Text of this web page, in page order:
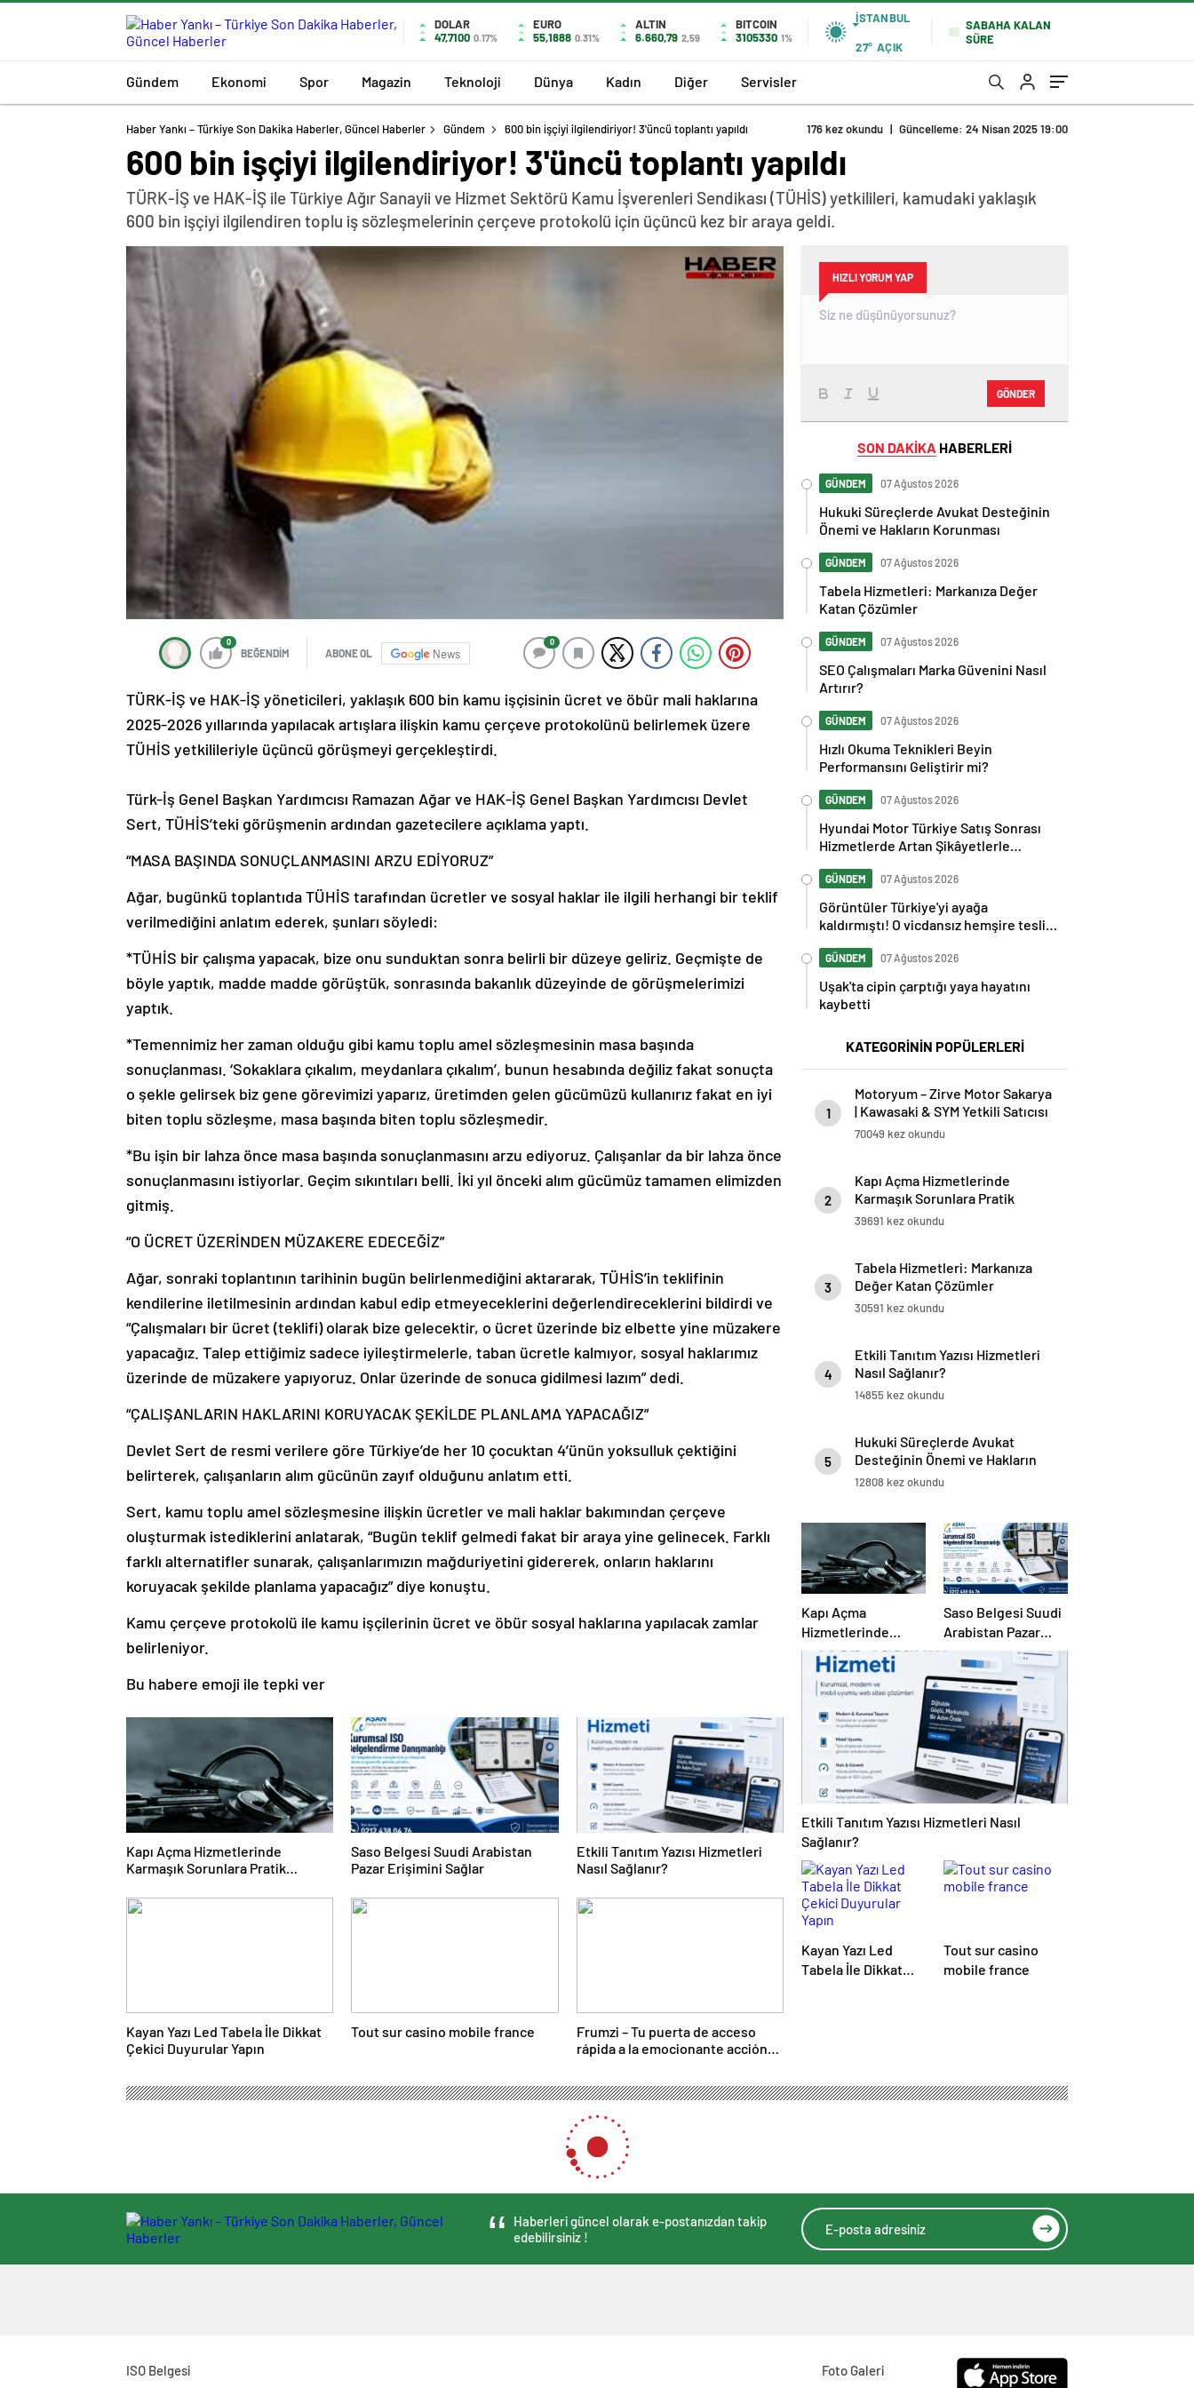
DOLAR
47,7100 0.17%
EURO
55,1888 0.31%
ALTIN
6.660,79 2,59
BITCOIN
3105330 1%
İSTANBUL
27° AÇIK
SABAHA KALAN
SÜRE
Gündem Ekonomi Spor Magazin Teknoloji Dünya Kadın Diğer Servisler
Haber Yankı – Türkiye Son Dakika Haberler, Güncel Haberler Gündem 600 bin işçiyi ilgilendiriyor! 3'üncü toplantı yapıldı 176 kez okundu | Güncelleme: 24 Nisan 2025 19:00
600 bin işçiyi ilgilendiriyor! 3'üncü toplantı yapıldı
TÜRK-İŞ ve HAK-İŞ ile Türkiye Ağır Sanayii ve Hizmet Sektörü Kamu İşverenleri Sendikası (TÜHİS) yetkilileri, kamudaki yaklaşık
600 bin işçiyi ilgilendiren toplu iş sözleşmelerinin çerçeve protokolü için üçüncü kez bir araya geldi.
0
BEĞENDİM ABONE OL News
0
TÜRK-İŞ ve HAK-İŞ yöneticileri, yaklaşık 600 bin kamu işçisinin ücret ve öbür mali haklarına
2025-2026 yıllarında yapılacak artışlara ilişkin kamu çerçeve protokolünü belirlemek üzere
TÜHİS yetkilileriyle üçüncü görüşmeyi gerçekleştirdi.
Türk-İş Genel Başkan Yardımcısı Ramazan Ağar ve HAK-İŞ Genel Başkan Yardımcısı Devlet
Sert, TÜHİS’teki görüşmenin ardından gazetecilere açıklama yaptı.
“MASA BAŞINDA SONUÇLANMASINI ARZU EDİYORUZ”
Ağar, bugünkü toplantıda TÜHİS tarafından ücretler ve sosyal haklar ile ilgili herhangi bir teklif
verilmediğini anlatım ederek, şunları söyledi:
*TÜHİS bir çalışma yapacak, bize onu sunduktan sonra belirli bir düzeye geliriz. Geçmişte de
böyle yaptık, madde madde görüştük, sonrasında bakanlık düzeyinde de görüşmelerimizi
yaptık.
*Temennimiz her zaman olduğu gibi kamu toplu amel sözleşmesinin masa başında
sonuçlanması. ‘Sokaklara çıkalım, meydanlara çıkalım’, bunun hesabında değiliz fakat sonuçta
o şekle gelirsek biz gene görevimizi yaparız, üretimden gelen gücümüzü kullanırız fakat en iyi
biten toplu sözleşme, masa başında biten toplu sözleşmedir.
*Bu işin bir lahza önce masa başında sonuçlanmasını arzu ediyoruz. Çalışanlar da bir lahza önce
sonuçlanmasını istiyorlar. Geçim sıkıntıları belli. İki yıl önceki alım gücümüz tamamen elimizden
gitmiş.
“O ÜCRET ÜZERİNDEN MÜZAKERE EDECEĞİZ”
Ağar, sonraki toplantının tarihinin bugün belirlenmediğini aktararak, TÜHİS’in teklifinin
kendilerine iletilmesinin ardından kabul edip etmeyeceklerini değerlendireceklerini bildirdi ve
“Çalışmaları bir ücret (teklifi) olarak bize gelecektir, o ücret üzerinde biz elbette yine müzakere
yapacağız. Talep ettiğimiz sadece iyileştirmelerle, taban ücretle kalmıyor, sosyal haklarımız
üzerinde de müzakere yapıyoruz. Onlar üzerinde de sonuca gidilmesi lazım” dedi.
“ÇALIŞANLARIN HAKLARINI KORUYACAK ŞEKİLDE PLANLAMA YAPACAĞIZ”
Devlet Sert de resmi verilere göre Türkiye’de her 10 çocuktan 4’ünün yoksulluk çektiğini
belirterek, çalışanların alım gücünün zayıf olduğunu anlatım etti.
Sert, kamu toplu amel sözleşmesine ilişkin ücretler ve mali haklar bakımından çerçeve
oluşturmak istediklerini anlatarak, “Bugün teklif gelmedi fakat bir araya yine gelinecek. Farklı
farklı alternatifler sunarak, çalışanlarımızın mağduriyetini gidererek, onların haklarını
koruyacak şekilde planlama yapacağız” diye konuştu.
Kamu çerçeve protokolü ile kamu işçilerinin ücret ve öbür sosyal haklarına yapılacak zamlar
belirleniyor.
Bu habere emoji ile tepki ver
Kapı Açma Hizmetlerinde
Karmaşık Sorunlara Pratik
Saso Belgesi Suudi Arabistan
Pazar Erişimini Sağlar
Etkili Tanıtım Yazısı Hizmetleri
Nasıl Sağlanır?
Kayan Yazı Led Tabela İle Dikkat
Çekici Duyurular Yapın
Tout sur casino mobile france
Frumzi – Tu puerta de acceso
rápida a la emocionante acción
HIZLI YORUM YAP
GÖNDER
SON DAKİKA HABERLERİ
GÜNDEM 07 Ağustos 2026
Hukuki Süreçlerde Avukat Desteğinin
Önemi ve Hakların Korunması
GÜNDEM 07 Ağustos 2026
Tabela Hizmetleri: Markanıza Değer
Katan Çözümler
GÜNDEM 07 Ağustos 2026
SEO Çalışmaları Marka Güvenini Nasıl
Artırır?
GÜNDEM 07 Ağustos 2026
Hızlı Okuma Teknikleri Beyin
Performansını Geliştirir mi?
GÜNDEM 07 Ağustos 2026
Hyundai Motor Türkiye Satış Sonrası
Hizmetlerde Artan Şikâyetlerle
GÜNDEM 07 Ağustos 2026
Görüntüler Türkiye'yi ayağa
kaldırmıştı! O vicdansız hemşire teslim
GÜNDEM 07 Ağustos 2026
Uşak'ta cipin çarptığı yaya hayatını
kaybetti
KATEGORİNİN POPÜLERLERİ
1
Motoryum – Zirve Motor Sakarya
| Kawasaki & SYM Yetkili Satıcısı
ve Servisi
70049 kez okundu
2
Kapı Açma Hizmetlerinde
Karmaşık Sorunlara Pratik
Çözümler
39691 kez okundu
3
Tabela Hizmetleri: Markanıza
Değer Katan Çözümler
30591 kez okundu
4
Etkili Tanıtım Yazısı Hizmetleri
Nasıl Sağlanır?
14855 kez okundu
5
Hukuki Süreçlerde Avukat
Desteğinin Önemi ve Hakların
Korunması
12808 kez okundu
Kapı Açma
Hizmetlerinde
Karmaşık Sorunlara
Pratik Çözümler
Saso Belgesi Suudi
Arabistan Pazar
Erişimini Sağlar
Etkili Tanıtım Yazısı Hizmetleri Nasıl
Sağlanır?
Kayan Yazı Led
Tabela İle Dikkat
Tout sur casino
mobile france
Haberleri güncel olarak e-postanızdan takip
edebilirsiniz !
ISO Belgesi
Foto Galeri